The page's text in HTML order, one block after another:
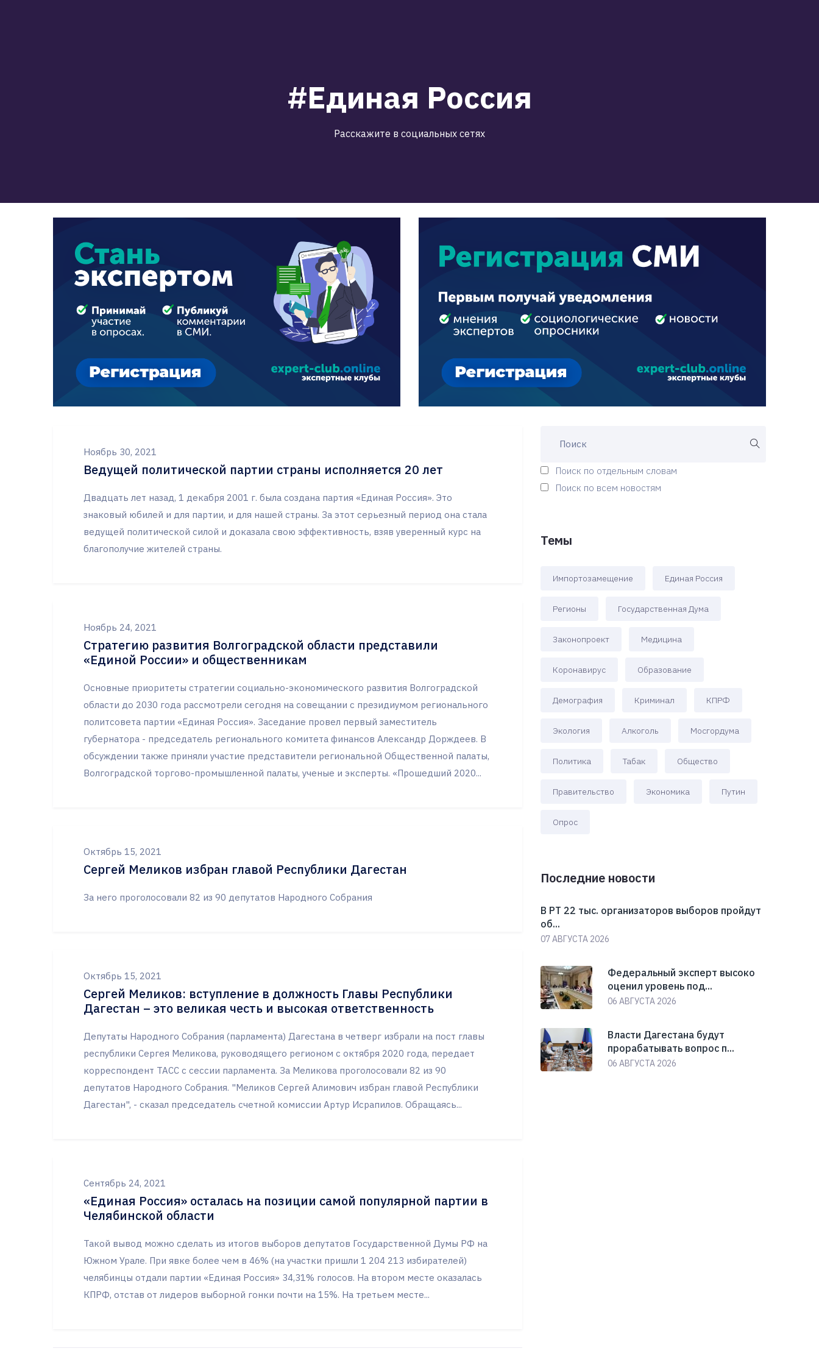
#Единая Россия
Расскажите в социальных сетях
Ноябрь 30, 2021
Ведущей политической партии страны исполняется 20 лет
Двадцать лет назад, 1 декабря 2001 г. была создана партия «Единая Россия». Это
знаковый юбилей и для партии, и для нашей страны. За этот серьезный период она стала
ведущей политической силой и доказала свою эффективность, взяв уверенный курс на
благополучие жителей страны.
Ноябрь 24, 2021
Стратегию развития Волгоградской области представили
«Единой России» и общественникам
Основные приоритеты стратегии социально-экономического развития Волгоградской
области до 2030 года рассмотрели сегодня на совещании с президиумом регионального
политсовета партии «Единая Россия». Заседание провел первый заместитель
губернатора - председатель регионального комитета финансов Александр Дорждеев. В
обсуждении также приняли участие представители региональной Общественной палаты,
Волгоградской торгово-промышленной палаты, ученые и эксперты. «Прошедший 2020...
Октябрь 15, 2021
Сергей Меликов избран главой Республики Дагестан
За него проголосовали 82 из 90 депутатов Народного Собрания
Октябрь 15, 2021
Сергей Меликов: вступление в должность Главы Республики
Дагестан – это великая честь и высокая ответственность
Депутаты Народного Собрания (парламента) Дагестана в четверг избрали на пост главы
республики Сергея Меликова, руководящего регионом с октября 2020 года, передает
корреспондент ТАСС с сессии парламента. За Меликова проголосовали 82 из 90
депутатов Народного Собрания. "Меликов Сергей Алимович избран главой Республики
Дагестан", - сказал председатель счетной комиссии Артур Исрапилов. Обращаясь...
Сентябрь 24, 2021
«Единая Россия» осталась на позиции самой популярной партии в
Челябинской области
Такой вывод можно сделать из итогов выборов депутатов Государственной Думы РФ на
Южном Урале. При явке более чем в 46% (на участки пришли 1 204 213 избирателей)
челябинцы отдали партии «Единая Россия» 34,31% голосов. На втором месте оказалась
КПРФ, отстав от лидеров выборной гонки почти на 15%. На третьем месте...
Поиск по отдельным словам
Поиск по всем новостям
Темы
Импортозамещение Единая Россия
Регионы Государственная Дума
Законопроект Медицина
Коронавирус Образование
Демография Криминал КПРФ
Экология Алкоголь Мосгордума
Политика Табак Общество
Правительство Экономика Путин
Опрос
Последние новости
В РТ 22 тыс. организаторов выборов пройдут
об...
07 АВГУСТА 2026
Федеральный эксперт высоко
оценил уровень под...
06 АВГУСТА 2026
Власти Дагестана будут
прорабатывать вопрос п...
06 АВГУСТА 2026